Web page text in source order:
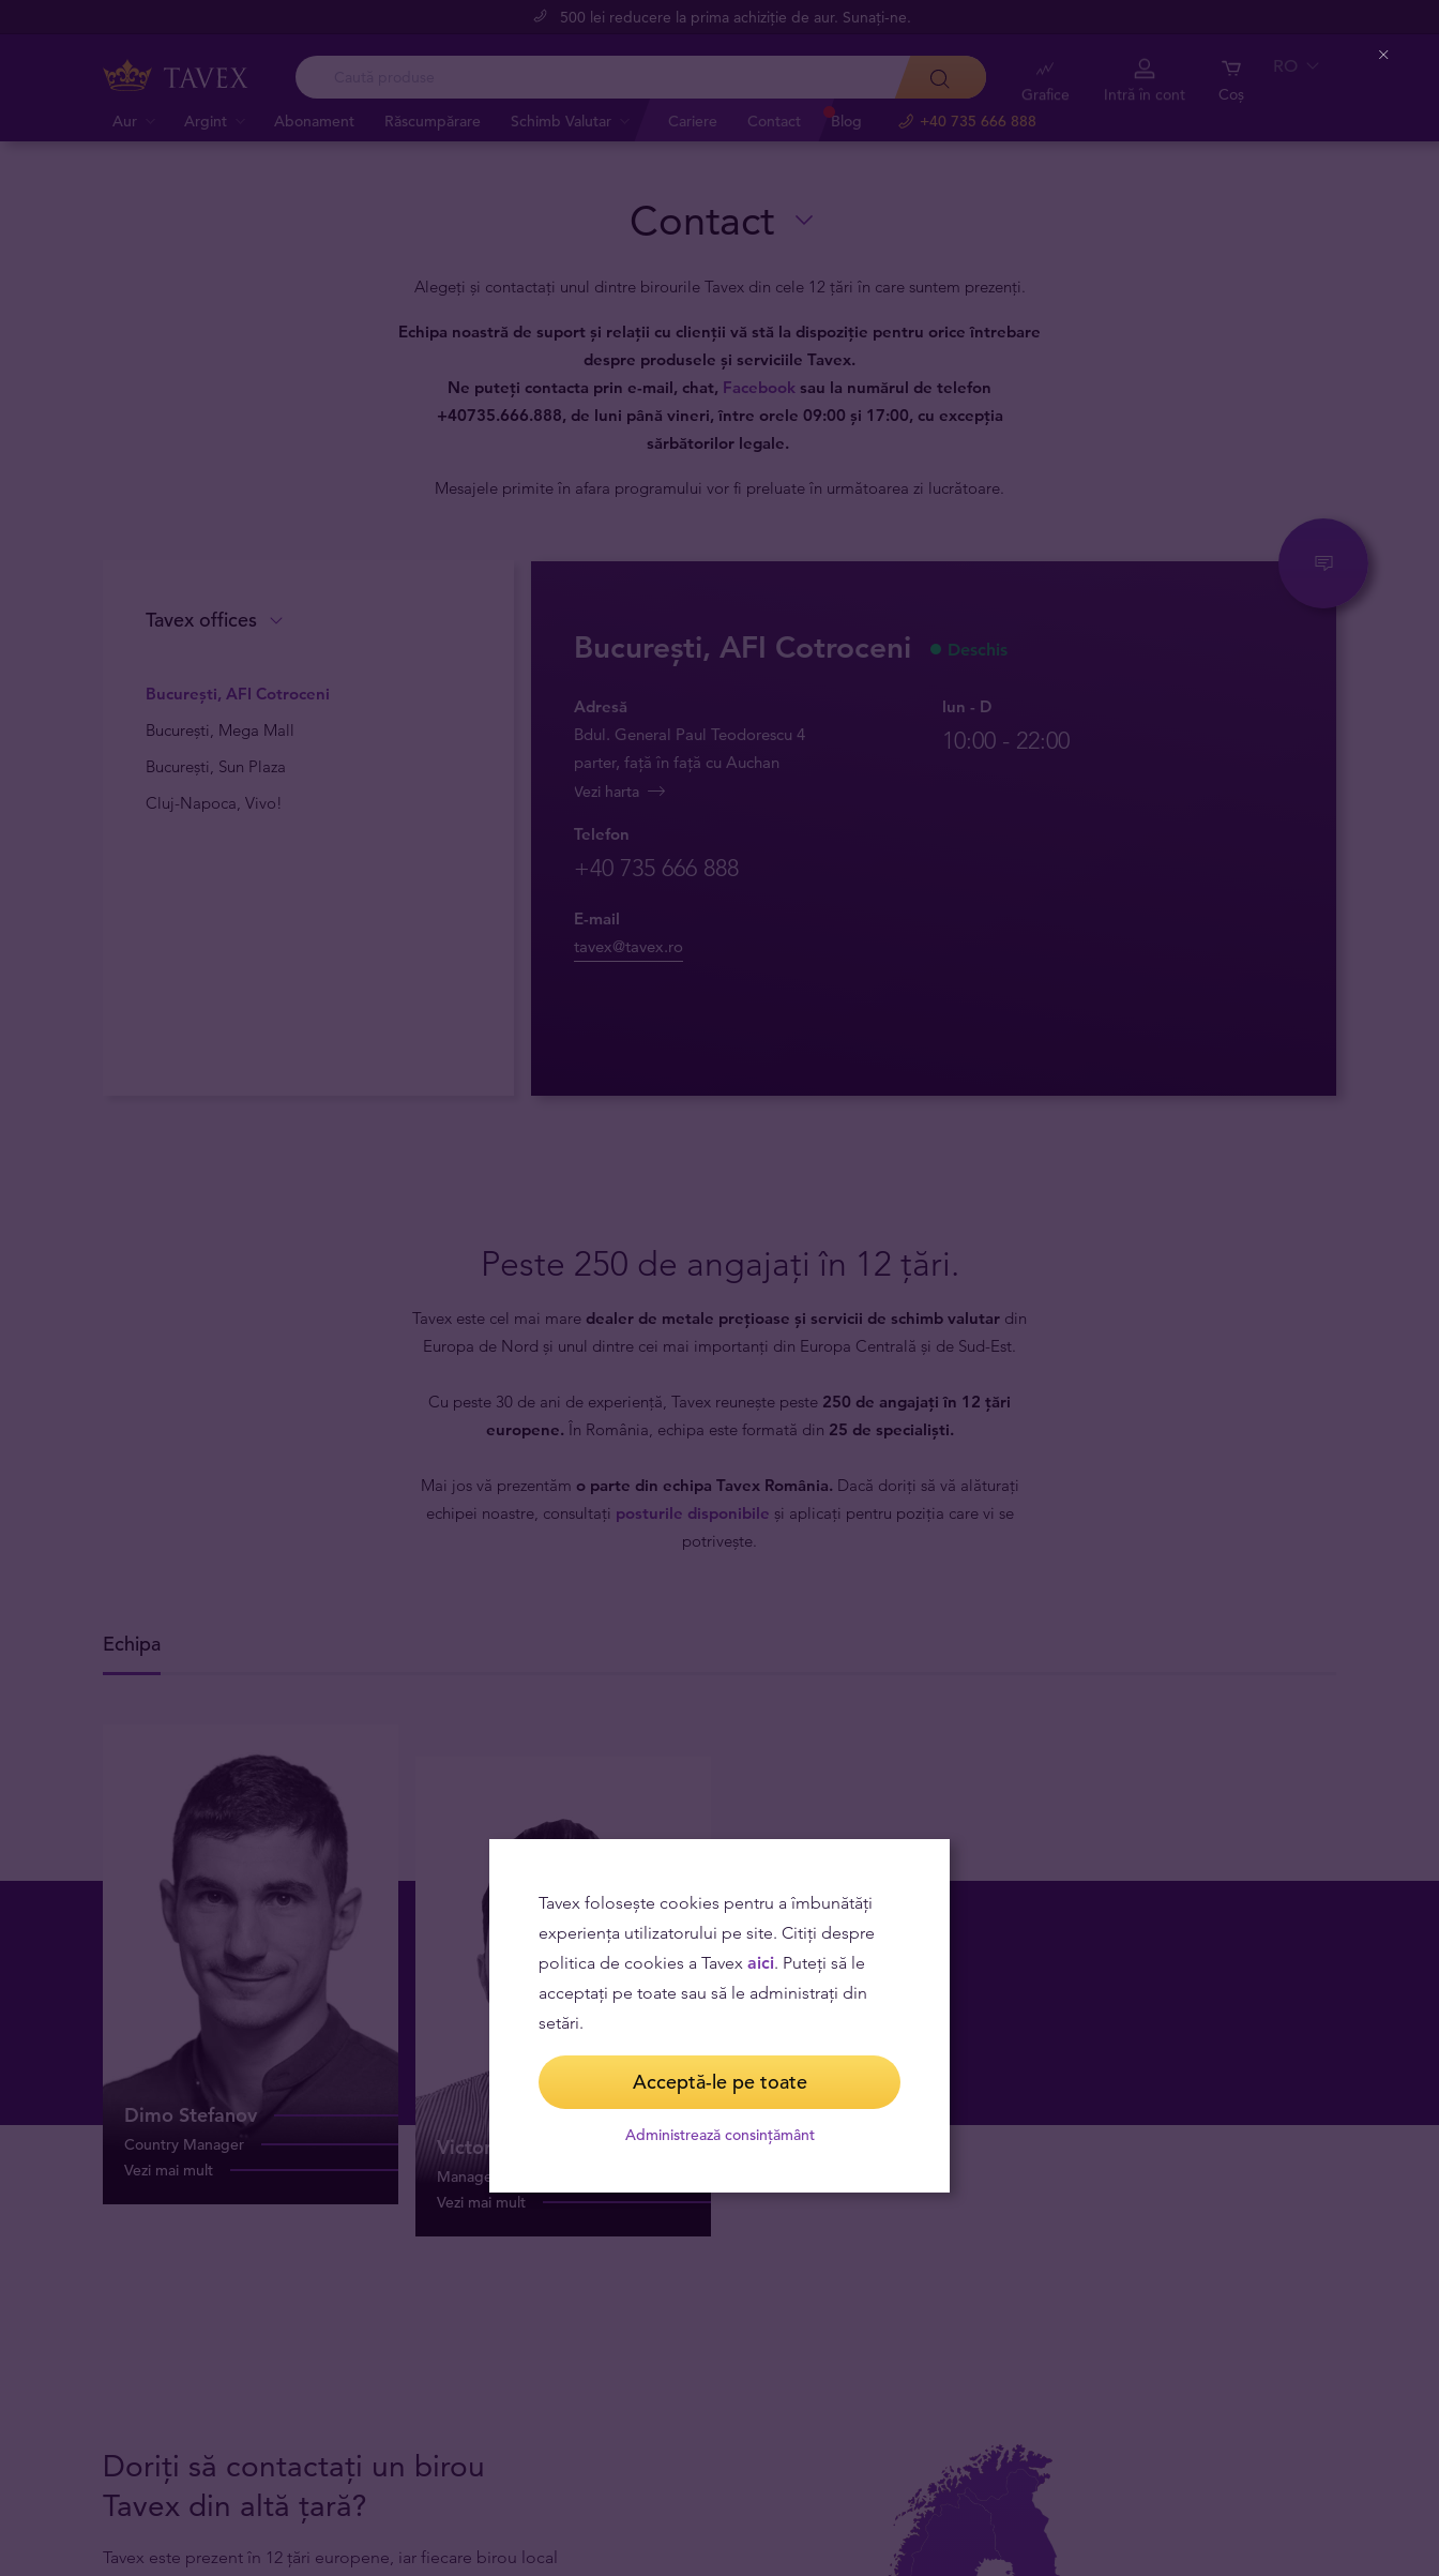
500 lei reducere la prima achiziție de aur. Sunați-ne.
Aur Argint Abonament Răscumpărare Schimb Valutar Cariere Contact Blog +40 735 666 888
Grafice Intră în cont Coș
RO
Contact
Alegeți și contactați unul dintre birourile Tavex din cele 12 țări în care suntem prezenți.
Echipa noastră de suport și relații cu clienții vă stă la dispoziție pentru orice întrebare
despre produsele și serviciile Tavex.
Ne puteți contacta prin e-mail, chat, Facebook sau la numărul de telefon
+40735.666.888, de luni până vineri, între orele 09:00 și 17:00, cu excepția
sărbătorilor legale.
Mesajele primite în afara programului vor fi preluate în următoarea zi lucrătoare.
Tavex offices
București, AFI Cotroceni
București, AFI Cotroceni Deschis
Adresă
Bdul. General Paul Teodorescu 4
parter, față în față cu Auchan
Vezi harta
Telefon
+40 735 666 888
E-mail
tavex@tavex.ro
lun - D
10:00 - 22:00
București, Mega Mall
București, Sun Plaza
Cluj-Napoca, Vivo!
Peste 250 de angajați în 12 țări.
Tavex este cel mai mare dealer de metale prețioase și servicii de schimb valutar din
Europa de Nord și unul dintre cei mai importanți din Europa Centrală și de Sud-Est.
Cu peste 30 de ani de experiență, Tavex reunește peste 250 de angajați în 12 țări
europene. În România, echipa este formată din 25 de specialiști.
Mai jos vă prezentăm o parte din echipa Tavex România. Dacă doriți să vă alăturați
echipei noastre, consultați posturile disponibile și aplicați pentru poziția care vi se
potrivește.
Echipa
Dimo Stefanov
Country Manager
Vezi mai mult
Dacă ești cel mai inteligent din
încăpere, te afli în camera greșită.
dimo@tavex.ro
Victor Dima
Manager trezorerie
Vezi mai mult
Ține lângă tine oamenii în care ai
Victor.Dima@tavex.ro
Doriți să contactați un birou
Tavex din altă țară?
Tavex este prezent în 12 țări europene, iar fiecare birou local
Tavex folosește cookies pentru a îmbunătăți
experiența utilizatorului pe site. Citiți despre
politica de cookies a Tavex aici. Puteți să le
acceptați pe toate sau să le administrați din
setări.
Acceptă-le pe toate
Administrează consințământ
Close